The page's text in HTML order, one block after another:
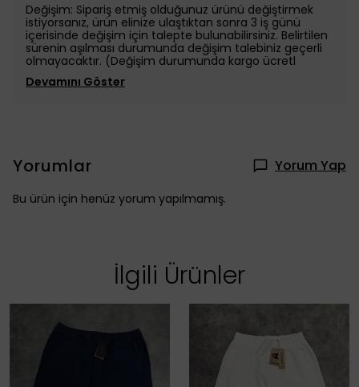
Değişim: Sipariş etmiş olduğunuz ürünü değiştirmek
istiyorsanız, ürün elinize ulaştıktan sonra 3 iş günü
içerisinde değişim için talepte bulunabilirsiniz. Belirtilen
sürenin aşılması durumunda değişim talebiniz geçerli
olmayacaktır. (Değişim durumunda kargo ücretl
Devamını Göster
Yorumlar Yorum Yap
Bu ürün için henüz yorum yapılmamış.
İlgili Ürünler